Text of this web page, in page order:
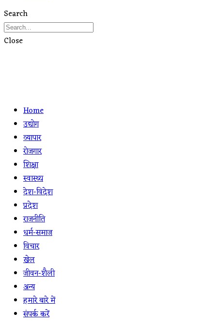
Search
Close
Home
उद्योग
व्यापार
रोजगार
शिक्षा
स्वास्थ्य
देश-विदेश
प्रदेश
राजनीति
धर्म-समाज
विचार
खेल
जीवन-शैली
अन्य
हमारे बारे में
संपर्क करें